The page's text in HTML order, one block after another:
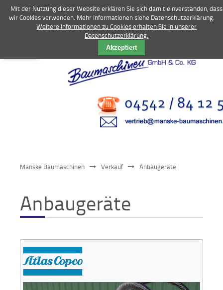
Bagger
Anbaugeräte
Sonstiges
Verkauf
Bagger
Radlader
Manske Baumaschinen Verkauf Anbaugeräte
Anbaugeräte
Mit der Nutzung dieser Website erklären Sie sich damit einverstanden, dass
wir Cookies verwenden. Mehr Informationen siehe Datenschutzerklärung.
Weitere Informationen zu Cookies erhalten Sie in unserer
Datenschutzerklärung.
Akzeptiert